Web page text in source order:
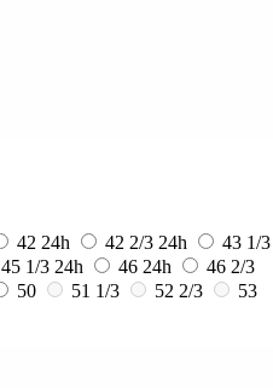
42 24h 42 2/3 24h
43 1/3
45 1/3 24h 46 24h
46 2/3
50 51 1/3 52 2/3
53